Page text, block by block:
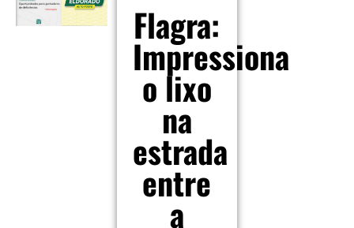
Flagra:
Impressiona
o lixo
na
estrada
entre
a